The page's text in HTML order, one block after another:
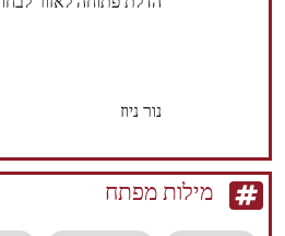
הדלת פתוחה לאזור
נור ניוז
מילות מפתח